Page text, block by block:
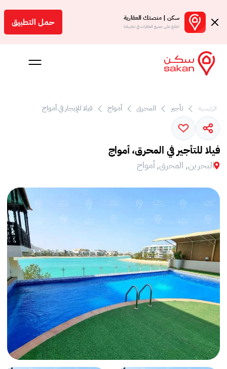
سكن | منصتك العقارية
اطلع على جميع العقارات في تطبيقنا حمل التطبيق
الرئيسية تأجير المحرق أمواج فيلا للإيجار في أمواج
فيلا للتأجير في المحرق، أمواج
البحرين, المحرق, أمواج